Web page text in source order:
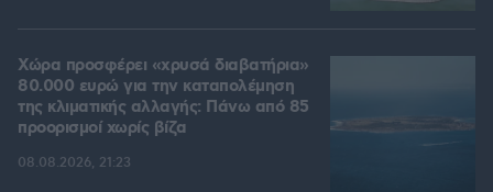
Χώρα προσφέρει «χρυσά διαβατήρια»
80.000 ευρώ για την καταπολέμηση
της κλιματικής αλλαγής: Πάνω από 85
προορισμοί χωρίς βίζα
08.08.2026, 21:23